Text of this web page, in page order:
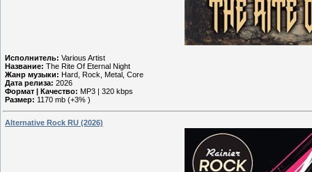
Исполнитель: Various Artist
Название: The Rite Of Eternal Night
Жанр музыки: Hard, Rock, Metal, Core
Дата релиза: 2026
Формат | Качество: MP3 | 320 kbps
Размер: 1170 mb (+3% )
Alternative Rock RU (2026)